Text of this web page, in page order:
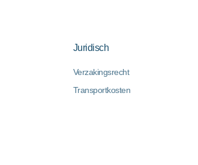
Juridisch
Verzakingsrecht
Transportkosten